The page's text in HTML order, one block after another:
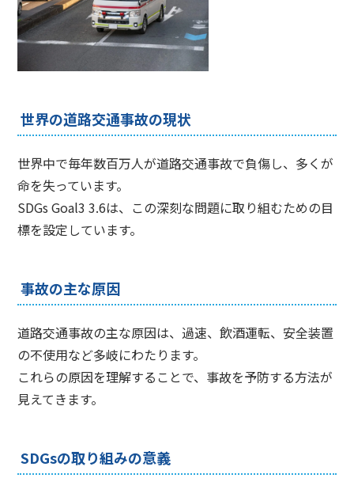
世界の道路交通事故の現状
世界中で毎年数百万人が道路交通事故で負傷し、多くが
命を失っています。
SDGs Goal3 3.6は、この深刻な問題に取り組むための目
標を設定しています。
事故の主な原因
道路交通事故の主な原因は、過速、飲酒運転、安全装置
の不使用など多岐にわたります。
これらの原因を理解することで、事故を予防する方法が
見えてきます。
SDGsの取り組みの意義